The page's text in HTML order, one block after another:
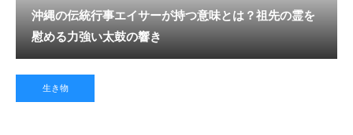
沖縄の伝統行事エイサーが持つ意味とは？祖先の霊を
慰める力強い太鼓の響き
生き物